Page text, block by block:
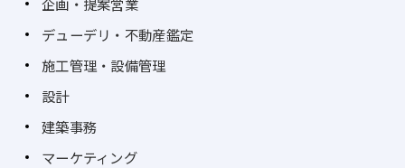
デューデリ・不動産鑑定
施工管理・設備管理
設計
建築事務
マーケティング